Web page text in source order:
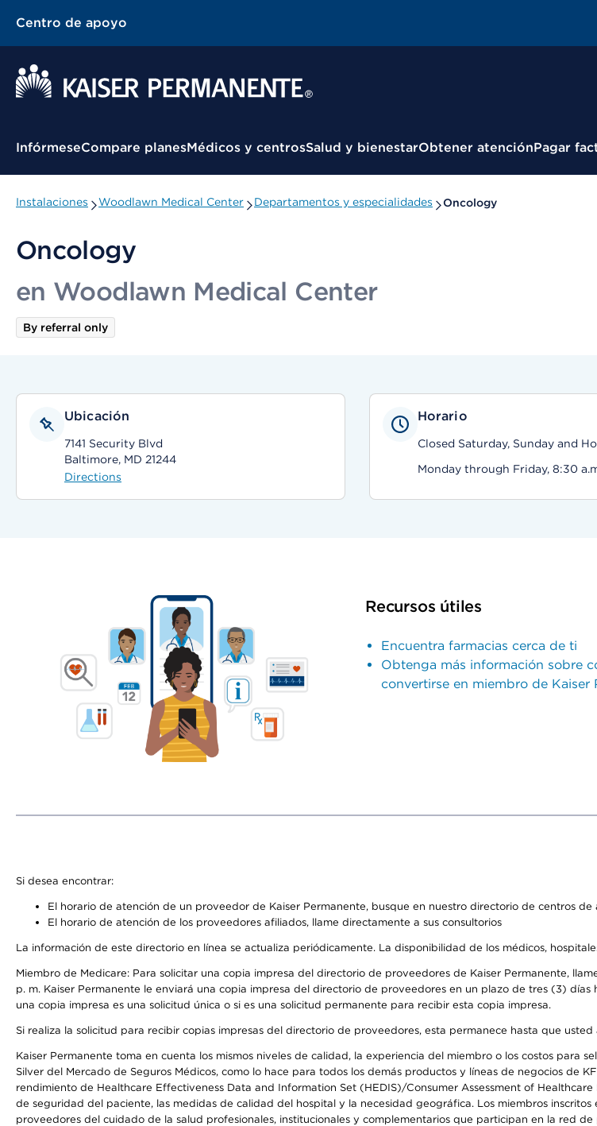
Centro de apoyo
Menú contextual
InfórmeseCompare planesMédicos y centrosSalud y bienestarObtener atenciónPagar
Instalaciones Woodlawn Medical Center Departamentos y especialidades Oncology
Oncology
en Woodlawn Medical Center
By referral only
Ubicación
7141 Security Blvd
Baltimore, MD 21244
Directions
Horario
Closed Saturday, Sunday and
Monday through Friday, 8:30
Recursos útiles
Encuentra farmacias cerca de ti
Obtenga más información sobre
convertirse en miembro de Kaiser
Si desea encontrar:
El horario de atención de un proveedor de Kaiser Permanente, busque en nuestro directorio de centros de
El horario de atención de los proveedores afiliados, llame directamente a sus consultorios
La información de este directorio en línea se actualiza periódicamente. La disponibilidad de los médicos,
Miembro de Medicare: Para solicitar una copia impresa del directorio de proveedores de Kaiser Permanente,
p. m. Kaiser Permanente le enviará una copia impresa del directorio de proveedores en un plazo de tres (3)
una copia impresa es una solicitud única o si es una solicitud permanente para recibir esta copia impresa.
Si realiza la solicitud para recibir copias impresas del directorio de proveedores, esta permanece hasta que
Kaiser Permanente toma en cuenta los mismos niveles de calidad, la experiencia del miembro o los costos para
Silver del Mercado de Seguros Médicos, como lo hace para todos los demás productos y líneas de negocios de
rendimiento de Healthcare Effectiveness Data and Information Set (HEDIS)/Consumer Assessment of
de seguridad del paciente, las medidas de calidad del hospital y la necesidad geográfica. Los miembros
proveedores del cuidado de la salud profesionales, institucionales y complementarios que participan en la red